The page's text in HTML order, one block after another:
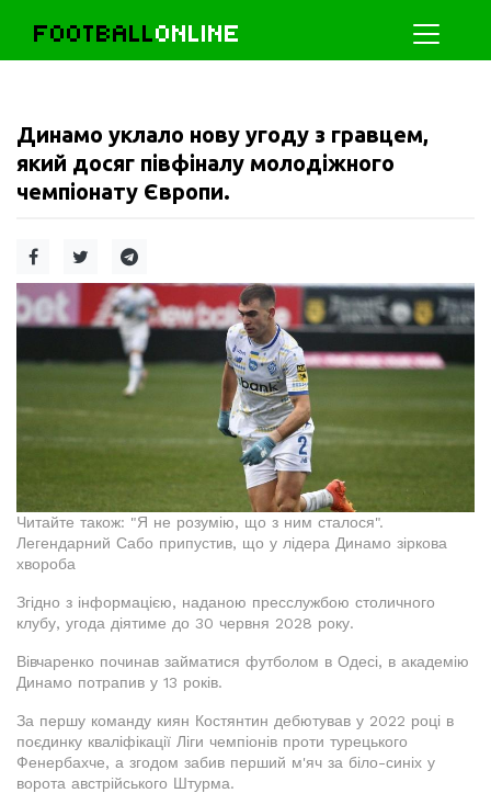
FOOTBALLONLINE
Динамо уклало нову угоду з гравцем,
який досяг півфіналу молодіжного
чемпіонату Європи.
Читайте також: "Я не розумію, що з ним сталося".
Легендарний Сабо припустив, що у лідера Динамо зіркова
хвороба
Згідно з інформацією, наданою пресслужбою столичного
клубу, угода діятиме до 30 червня 2028 року.
Вівчаренко починав займатися футболом в Одесі, в академію
Динамо потрапив у 13 років.
За першу команду киян Костянтин дебютував у 2022 році в
поєдинку кваліфікації Ліги чемпіонів проти турецького
Фенербахче, а згодом забив перший м'яч за біло-синіх у
ворота австрійського Штурма.